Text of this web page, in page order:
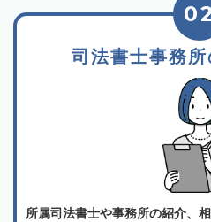
司法書士事務
所属司法書士や事務所の紹介、